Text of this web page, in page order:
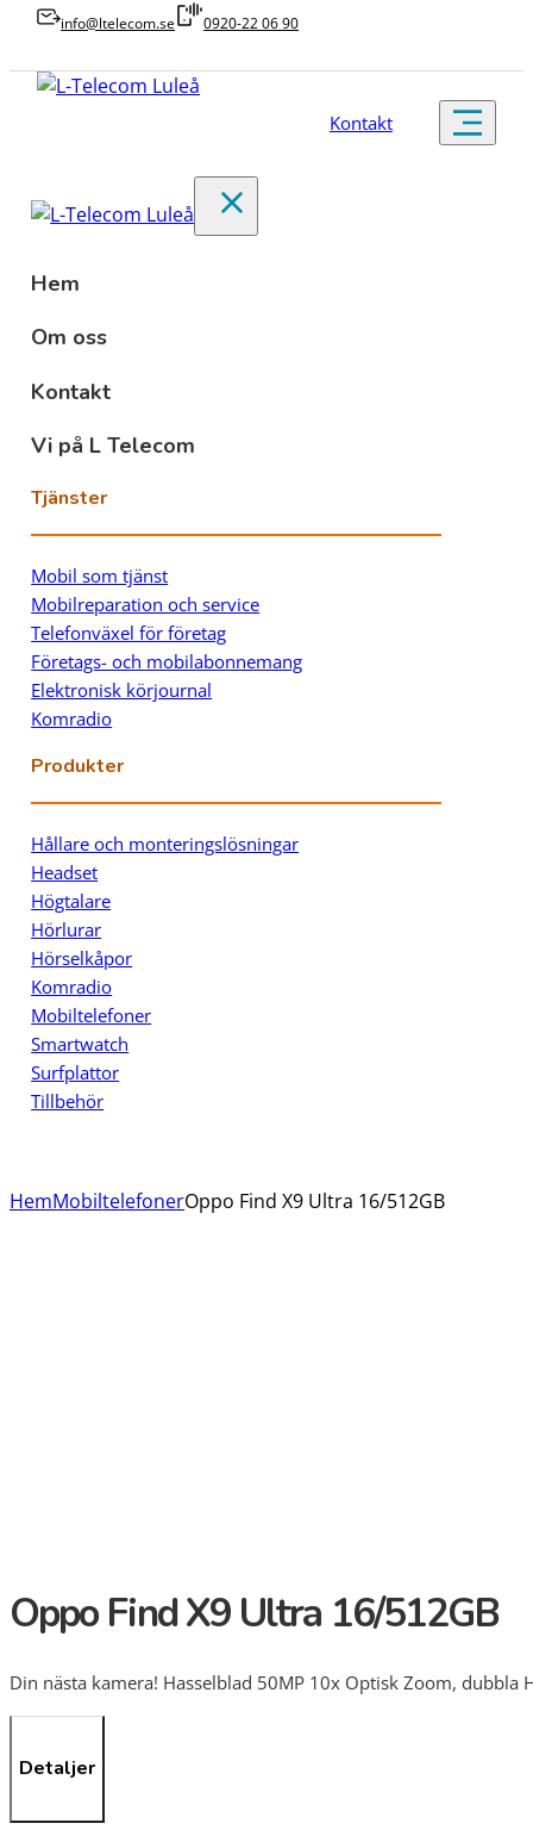
info@ltelecom.se 0920-22 06 90
Kontakt
Hem
Om oss
Kontakt
Vi på L Telecom
Tjänster
Mobil som tjänst
Mobilreparation och service
Telefonväxel för företag
Företags- och mobilabonnemang
Elektronisk körjournal
Komradio
Produkter
Hållare och monteringslösningar
Headset
Högtalare
Hörlurar
Hörselkåpor
Komradio
Mobiltelefoner
Smartwatch
Surfplattor
Tillbehör
HemMobiltelefonerOppo Find X9 Ultra 16/512GB
Oppo Find X9 Ultra 16/512GB
Din nästa kamera! Hasselblad 50MP 10x Optisk Zoom,
Detaljer